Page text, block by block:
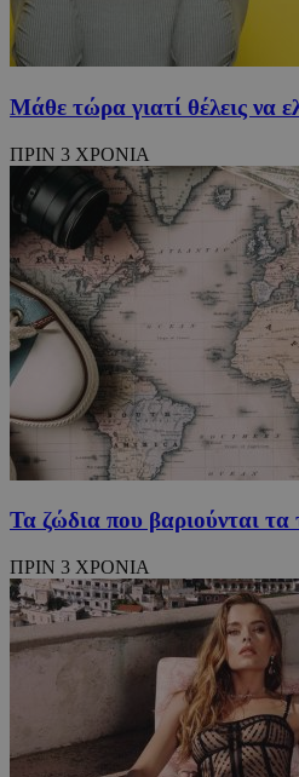
Μάθε τώρα γιατί θέλεις να
ΠΡΙΝ 3 ΧΡΟΝΙΑ
Τα ζώδια που βαριούνται τα
ΠΡΙΝ 3 ΧΡΟΝΙΑ